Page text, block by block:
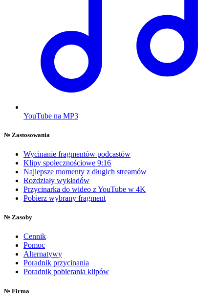
YouTube na MP3
№ Zastosowania
Wycinanie fragmentów podcastów
Klipy społecznościowe 9:16
Najlepsze momenty z długich streamów
Rozdziały wykładów
Przycinarka do wideo z YouTube w 4K
Pobierz wybrany fragment
№ Zasoby
Cennik
Pomoc
Alternatywy
Poradnik przycinania
Poradnik pobierania klipów
№ Firma